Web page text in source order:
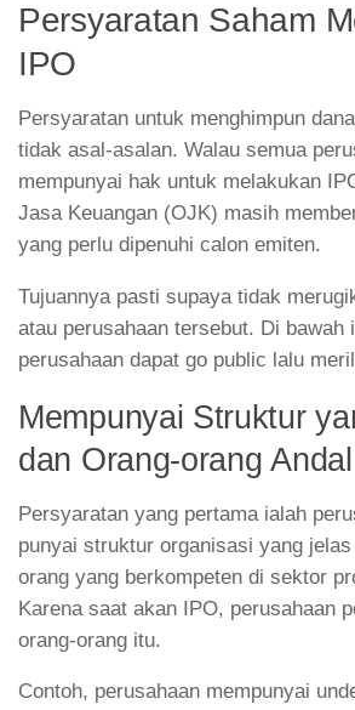
Persyaratan Saham
IPO
Persyaratan untuk menghimpun
tidak asal-asalan. Walau semua
mempunyai hak untuk melakukan
Jasa Keuangan (OJK) masih
yang perlu dipenuhi calon emiten.
Tujuannya pasti supaya tidak
atau perusahaan tersebut. Di bawah
perusahaan dapat go public lalu
Mempunyai Struktur
dan Orang-orang Andal
Persyaratan yang pertama ialah
punyai struktur organisasi yang jelas
orang yang berkompeten di sektor
Karena saat akan IPO, perusahaan
orang-orang itu.
Contoh, perusahaan mempunyai